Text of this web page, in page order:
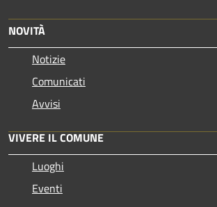
NOVITÀ
Notizie
Comunicati
Avvisi
VIVERE IL COMUNE
Luoghi
Eventi